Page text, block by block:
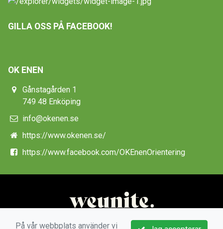
GILLA OSS PÅ FACEBOOK!
OK ENEN
Gånstagården 1
749 48 Enköping
info@okenen.se
https://www.okenen.se/
https://www.facebook.com/OKEnenOrientering
På vår webbplats använder vi